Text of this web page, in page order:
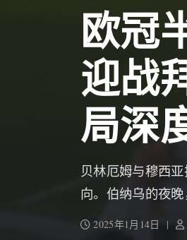
欧冠
迎战
局深
贝林厄姆与穆西
向。伯纳乌的夜晚
2025年1月14日 |